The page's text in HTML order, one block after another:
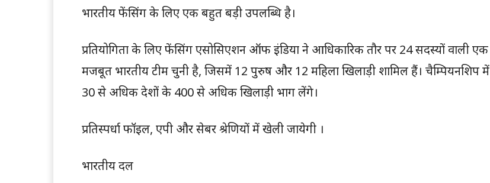
भारतीय फेंसिंग के लिए एक बहुत बड़ी उपलब्धि है।
प्रतियोगिता के लिए फेंसिंग एसोसिएशन ऑफ इंडिया ने आधिकारिक तौर पर 24 सदस्यों वाली एक
मजबूत भारतीय टीम चुनी है, जिसमें 12 पुरुष और 12 महिला खिलाड़ी शामिल हैं। चैम्पियनशिप में
30 से अधिक देशों के 400 से अधिक खिलाड़ी भाग लेंगे।
प्रतिस्पर्धा फॉइल, एपी और सेबर श्रेणियों में खेली जायेगी ।
भारतीय दल